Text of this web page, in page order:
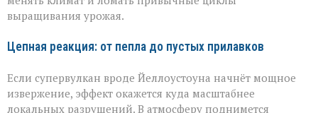
выращивания урожая.
Цепная реакция: от пепла до пустых прилавков
Если супервулкан вроде Йеллоустоуна начнёт мощное
извержение, эффект окажется куда масштабнее
локальных разрушений. В атмосферу поднимется